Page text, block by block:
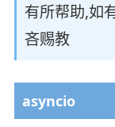
有所帮助,如
吝赐教
asyncio